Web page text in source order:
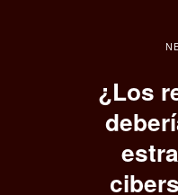
¿Los